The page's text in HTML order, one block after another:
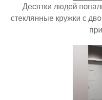
Десятки людей
стеклянные кружки с